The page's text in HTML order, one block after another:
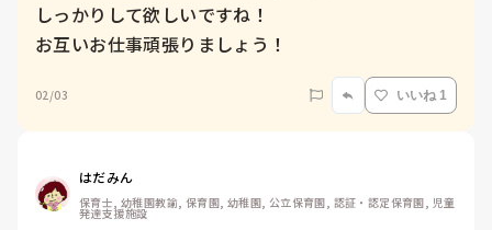
しっかりして欲しいですね！
お互いお仕事頑張りましょう！
02/03 いいね 1
はだみん
保育士, 幼稚園教諭, 保育園, 幼稚園, 公立保育園, 認証・認定保育園, 児童
発達支援施設